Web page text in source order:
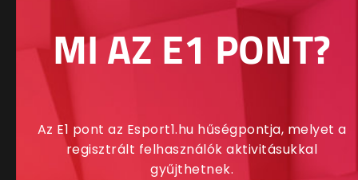
MI AZ E1 PONT?
Az E1 pont az Esport1.hu hűségpontja, melyet a
regisztrált felhasználók aktivitásukkal
gyűjthetnek.